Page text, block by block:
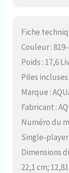
Fiche
Couleur :
Poids : 17,6
Piles incluses
Marque :
Fabricant :
Numéro du
Single-player
Dimensions
22,1 cm;